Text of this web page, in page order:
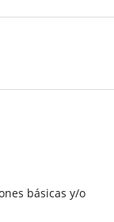
básicas y/o